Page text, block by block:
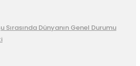
Sırasında Dünyanın Genel Durumu